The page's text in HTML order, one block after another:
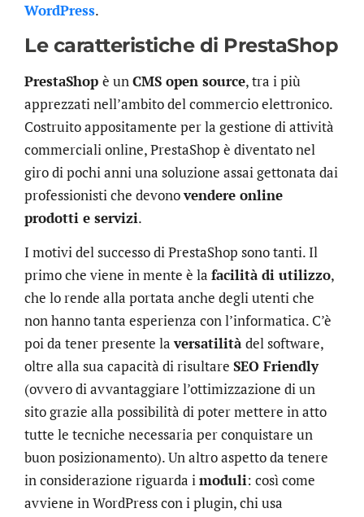
WordPress.
Le caratteristiche di PrestaShop
PrestaShop è un CMS open source, tra i più
apprezzati nell’ambito del commercio elettronico.
Costruito appositamente per la gestione di attività
commerciali online, PrestaShop è diventato nel
giro di pochi anni una soluzione assai gettonata dai
professionisti che devonovendere online
prodotti e servizi.
I motivi del successo di PrestaShop sono tanti. Il
primo che viene in mente è la facilità di utilizzo,
che lo rende alla portata anche degli utenti che
non hanno tanta esperienza con l’informatica. C’è
poi da tener presente laversatilitàdel software,
oltre alla sua capacità di risultare SEO Friendly
(ovvero di avvantaggiare l’ottimizzazione di un
sito grazie alla possibilità di poter mettere in atto
tutte le tecniche necessaria per conquistare un
buon posizionamento). Un altro aspetto da tenere
in considerazione riguarda imoduli: così come
avviene in WordPress con i plugin, chi usa